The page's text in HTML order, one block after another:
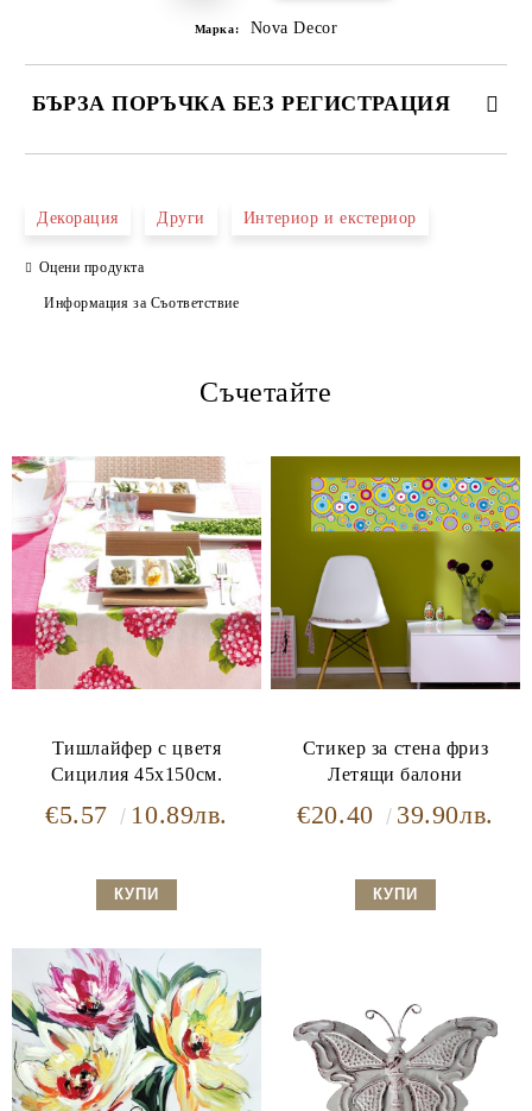
Марка: Nova Decor
БЪРЗА ПОРЪЧКА БЕЗ РЕГИСТРАЦИЯ
Ние ще се свържем с вас в рамките на работния ден.
Декорация Други Интериор и екстериор
Оцени продукта
Информация за Съответствие
Съчетайте
Тишлайфер с цветя
Сицилия 45х150см.
€5.57 10.89лв.
Стикер за стена фриз
Летящи балони
€20.40 39.90лв.